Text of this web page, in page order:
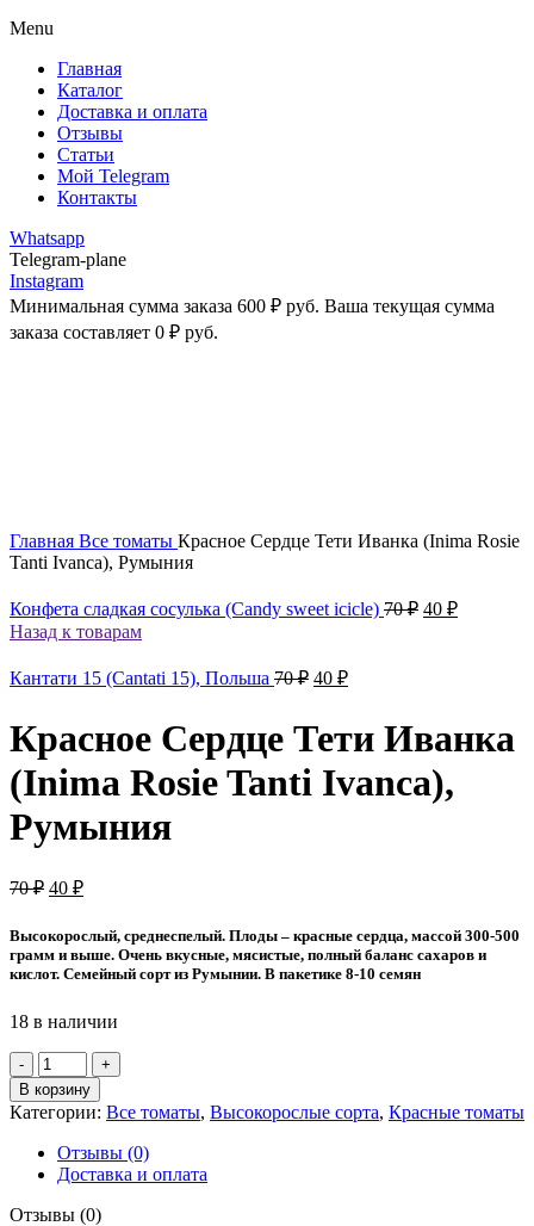
Menu
Главная
Каталог
Доставка и оплата
Отзывы
Статьи
Мой Telegram
Контакты
Whatsapp
Telegram-plane
Instagram
Минимальная сумма заказа 600 ₽ руб. Ваша текущая сумма
заказа составляет 0 ₽ руб.
Главная Все томаты Красное Сердце Тети Иванка (Inima Rosie
Tanti Ivanca), Румыния
Конфетa сладкая сосулька (Candy sweet icicle) 70₽ 40 ₽Текущая
Назад к товарам
Кантати 15 (Cantati 15), Польша 70₽ Первоначальная
70 ₽.
40 ₽Текущая
Красное Сердце Тети Иванка
(Inima Rosie Tanti Ivanca),
Румыния
70₽ Первоначальная
составляла
70 ₽.
40 ₽Текущая
40 ₽.
Высокорослый, среднеспелый. Плоды – красные сердца, массой 300-500
грамм и выше. Очень вкусные, мясистые, полный баланс сахаров и
кислот. Семейный сорт из Румынии. В пакетике 8-10 семян
18 в наличии
Количество
товара
Красное
Сердце
Тети
Иванка
(Inima
Rosie
В корзину
Категории: Все томаты, Высокорослые сорта, Красные томаты
Отзывы (0)
Доставка и оплата
Отзывы (0)